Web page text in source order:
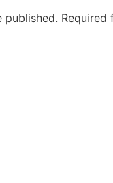
published. Required